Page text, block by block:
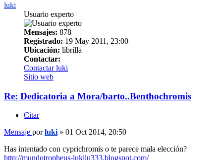
luki
Usuario experto
Mensajes: 878
Registrado: 19 May 2011, 23:00
Ubicación: librilla
Contactar:
Contactar luki
Sitio web
Re: Dedicatoria a Mora/barto..Benthochromis
Citar
Mensaje porluki » 01 Oct 2014, 20:50
Has intentado con cyprichromis o te parece mala elección?
http://mundotropheus-lukilu333.blogspot.com/